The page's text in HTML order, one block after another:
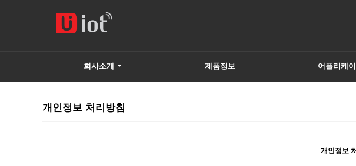
회사소개 제품정보 어플리케
개인정보 처리방침
개인정보